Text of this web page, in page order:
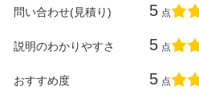
問い合わせ(見積り) 5 点
説明のわかりやすさ 5 点
おすすめ度 5 点